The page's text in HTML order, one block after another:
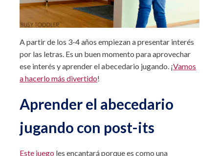
A partir de los 3-4 años empiezan a presentar interés
por las letras. Es un buen momento para aprovechar
ese interés y aprender el abecedario jugando. ¡Vamos
a hacerlo más divertido!
Aprender el abecedario
jugando con post-its
Este juego les encantará porque es como una